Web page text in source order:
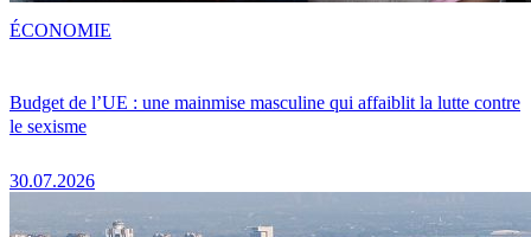
Budget de l’UE : une mainmise masculine qui affaiblit la lutte contre
le sexisme
30.07.2026
ÉCONOMIE